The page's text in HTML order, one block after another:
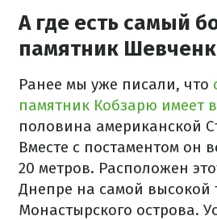
А где есть самый
памятник
Ранее мы уже писали, что
памятник Кобзарю имеет
половина американской
Вместе с постаментом он
20 метров. Расположен
Днепре на самой высокой
Монастырского острова.